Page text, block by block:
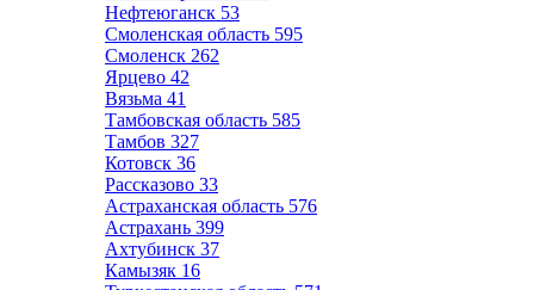
Нефтеюганск 53
Смоленская область 595
Смоленск 262
Ярцево 42
Вязьма 41
Тамбовская область 585
Тамбов 327
Котовск 36
Рассказово 33
Астраханская область 576
Астрахань 399
Ахтубинск 37
Камызяк 16